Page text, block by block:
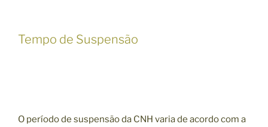
Tempo de Suspensão
O período de suspensão da CNH varia de acordo com a